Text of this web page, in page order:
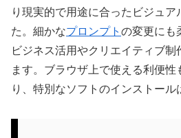
り現実的で用途に合ったビジュア
た。細かなプロンプト の変更にも
ビジネス活用やクリエイティブ
ます。ブラウザ上で使える利便
り、特別なソフトのインストール